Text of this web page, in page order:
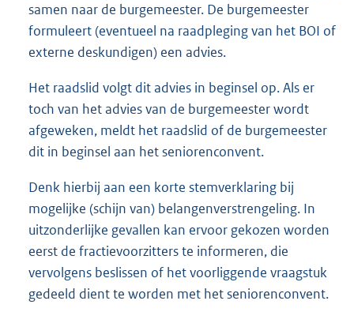
samen naar de burgemeester. De burgemeester
formuleert (eventueel na raadpleging van het BOI of
externe deskundigen) een advies.
Het raadslid volgt dit advies in beginsel op. Als er
toch van het advies van de burgemeester wordt
afgeweken, meldt het raadslid of de burgemeester
dit in beginsel aan het seniorenconvent.
Denk hierbij aan een korte stemverklaring bij
mogelijke (schijn van) belangenverstrengeling. In
uitzonderlijke gevallen kan ervoor gekozen worden
eerst de fractievoorzitters te informeren, die
vervolgens beslissen of het voorliggende vraagstuk
gedeeld dient te worden met het seniorenconvent.